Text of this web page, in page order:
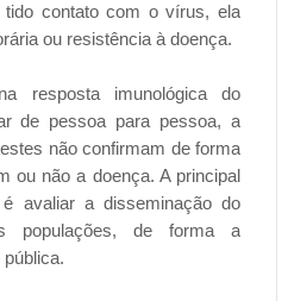
contato com o vírus, ela
ou resistência à doença.
resposta imunológica do
de pessoa para pessoa, a
não confirmam de forma
ou não a doença. A principal
avaliar a disseminação do
populações, de forma a